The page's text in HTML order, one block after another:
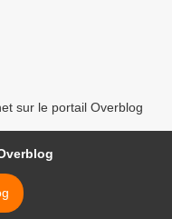
sur le portail Overblog